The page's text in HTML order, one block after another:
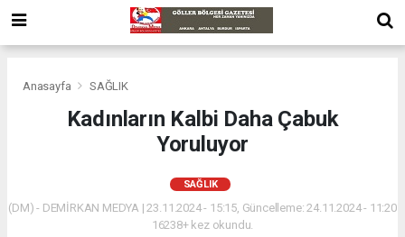
Anasayfa SAĞLIK
Kadınların Kalbi Daha Çabuk
Yoruluyor
SAĞLIK
(DM) - DEMİRKAN MEDYA | 23.11.2024 - 15:15, Güncelleme: 24.11.2024 - 11:20
16238+ kez okundu.